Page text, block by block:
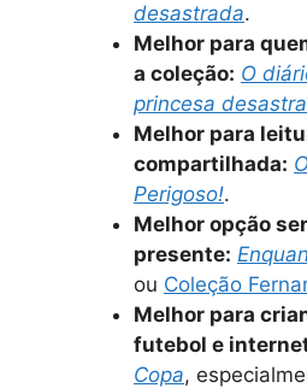
desastrada.
Melhor para
a coleção: O
princesa
Melhor para
compartilhada:
Perigoso!.
Melhor opção
presente:
ou Coleção
Melhor para
futebol e
Copa,